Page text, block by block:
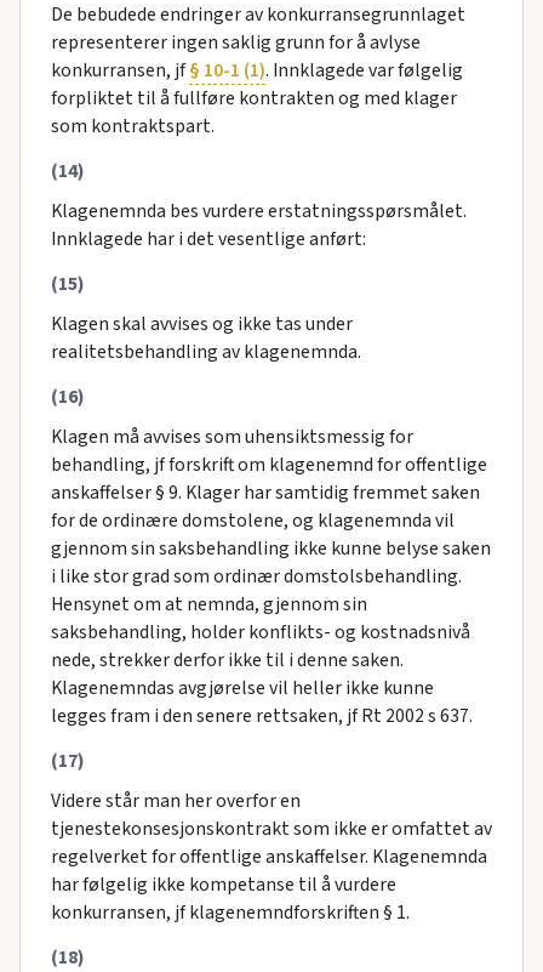
De bebudede endringer av konkurransegrunnlaget
representerer ingen saklig grunn for å avlyse
konkurransen, jf§ 10-1 (1). Innklagede var følgelig
forpliktet til å fullføre kontrakten og med klager
som kontraktspart.
(14)
Klagenemnda bes vurdere erstatningsspørsmålet.
Innklagede har i det vesentlige anført:
(15)
Klagen skal avvises og ikke tas under
realitetsbehandling av klagenemnda.
(16)
Klagen må avvises som uhensiktsmessig for
behandling, jf forskrift om klagenemnd for offentlige
anskaffelser § 9. Klager har samtidig fremmet saken
for de ordinære domstolene, og klagenemnda vil
gjennom sin saksbehandling ikke kunne belyse saken
i like stor grad som ordinær domstolsbehandling.
Hensynet om at nemnda, gjennom sin
saksbehandling, holder konflikts- og kostnadsnivå
nede, strekker derfor ikke til i denne saken.
Klagenemndas avgjørelse vil heller ikke kunne
legges fram i den senere rettsaken, jf Rt 2002 s 637.
(17)
Videre står man her overfor en
tjenestekonsesjonskontrakt som ikke er omfattet av
regelverket for offentlige anskaffelser. Klagenemnda
har følgelig ikke kompetanse til å vurdere
konkurransen, jf klagenemndforskriften § 1.
(18)